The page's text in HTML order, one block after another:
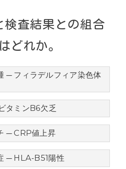
検査結果との組合
どれか。
─ フィラデルフィア染色体
タミンB6欠乏
─ CRP値上昇
─ HLA-B51陽性